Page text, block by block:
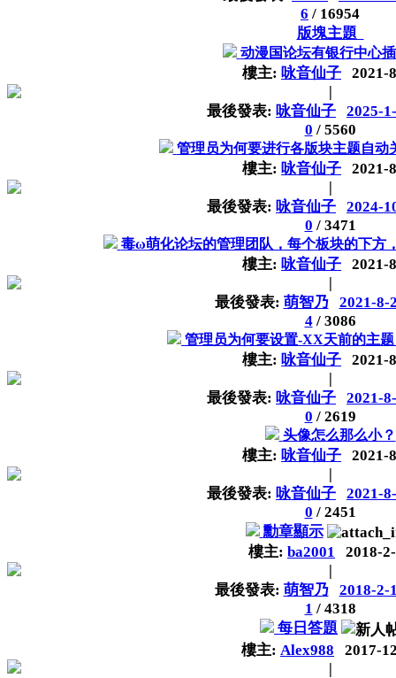
6 / 16954
版塊主題
动漫国论坛有银行中心
樓主: 咏音仙子
2021-
|
最後發表: 咏音仙子
2025-
0 / 5560
管理员为何要进行各版块主题自动
樓主: 咏音仙子
2021-
|
最後發表: 咏音仙子
2024-
0 / 3471
毒ω萌化论坛的管理团队，每个板块的下方
樓主: 咏音仙子
2021-
|
最後發表: 萌智乃
2021-8-
4/ 3086
管理员为何要设置-XX天前的主
樓主: 咏音仙子
2021-
|
最後發表: 咏音仙子
2021-
0 / 2619
头像怎么那么小？
樓主: 咏音仙子
2021-
|
最後發表: 咏音仙子
2021-
0 / 2451
勳章顯示
樓主: ba2001
2018-
最後發表: 萌智乃
2018-2-
1 / 4318
每日答題
樓主: Alex988
2017-
|